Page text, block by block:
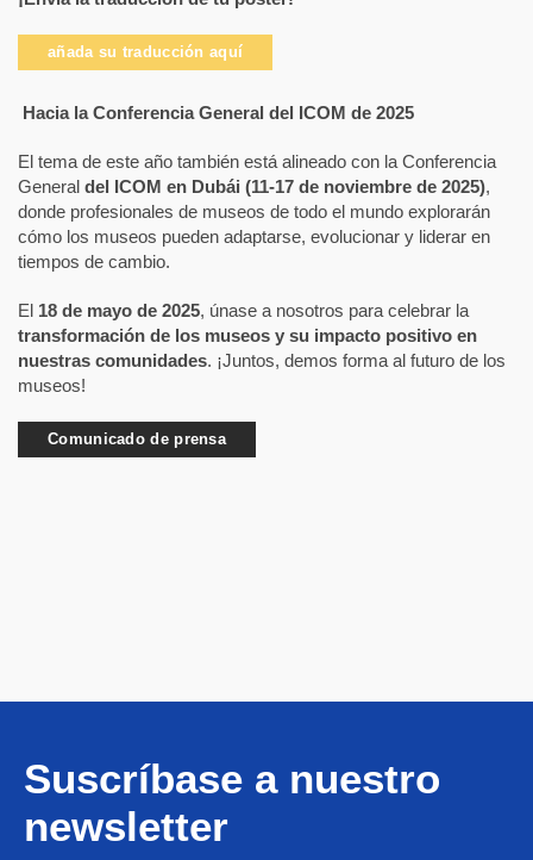
añada su traducción aquí
Hacia la Conferencia General del ICOM de 2025
El tema de este año también está alineado con la Conferencia
General del ICOM en Dubái (11-17 de noviembre de 2025),
donde profesionales de museos de todo el mundo explorarán
cómo los museos pueden adaptarse, evolucionar y liderar en
tiempos de cambio.
El 18 de mayo de 2025, únase a nosotros para celebrar la
transformación de los museos y su impacto positivo en
nuestras comunidades. ¡Juntos, demos forma al futuro de los
museos!
Comunicado de prensa
Suscríbase a nuestro
newsletter